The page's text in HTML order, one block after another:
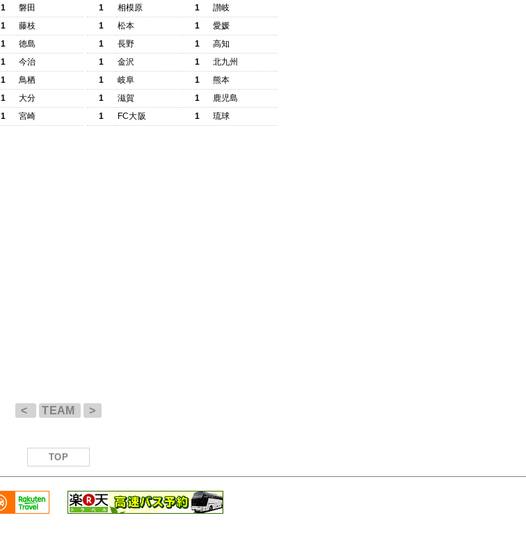
1
磐田
1
藤枝
1
徳島
1
今治
1
鳥栖
1
大分
1 宮崎
1
相模原 1
讃岐
1
松本 1
愛媛
1
長野 1
高知
1
金沢 1
北九州
1
岐阜 1
熊本
1
滋賀 1
鹿児島
1
FC大阪 1 琉球
< TEAM >
TOP